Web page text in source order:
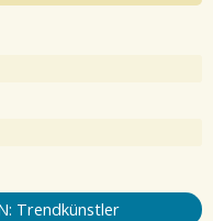
Trendkünstler